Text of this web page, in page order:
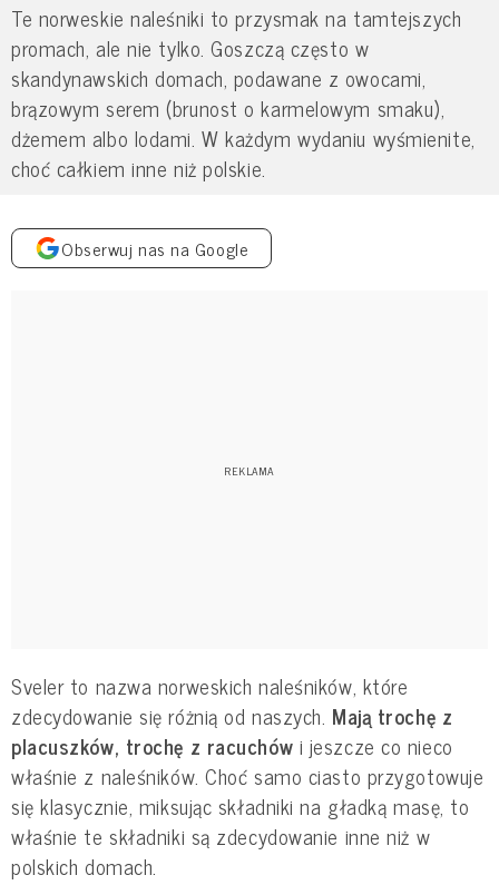
Te norweskie naleśniki to przysmak na tamtejszych
promach, ale nie tylko. Goszczą często w
skandynawskich domach, podawane z owocami,
brązowym serem (brunost o karmelowym smaku),
dżemem albo lodami. W każdym wydaniu wyśmienite,
choć całkiem inne niż polskie.
Obserwuj nas na Google
Sveler to nazwa norweskich naleśników, które
zdecydowanie się różnią od naszych. Mają trochę z
placuszków, trochę z racuchów i jeszcze co nieco
właśnie z naleśników. Choć samo ciasto przygotowuje
się klasycznie, miksując składniki na gładką masę, to
właśnie te składniki są zdecydowanie inne niż w
polskich domach.